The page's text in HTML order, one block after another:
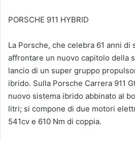
PORSCHE 911 HYBRID
La Porsche, che celebra 61 anni di
affrontare un nuovo capitolo della
lancio di un super gruppo
ibrido. Sulla Porsche Carrera 911
nuovo sistema ibrido abbinato al
litri; si compone di due motori
541cv e 610 Nm di coppia.